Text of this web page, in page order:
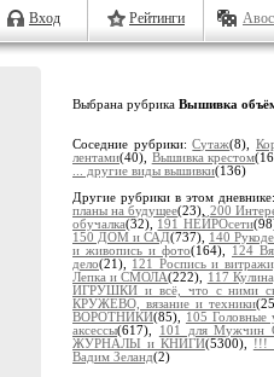
Вход Рейтинги
Выбрана рубрика Вышивка
Соседние рубрики:Сутаж(8),
лентами(40), Вышивка крестом
... другие виды вышивки(136)
Другие рубрики в этом
планы на будущее(23), 200
обучалка(32), 191 НЕЙРОсети
150 ДОМ и САД(737), 140
и живопись и фото(164), 124
дело(21), 121 Роспись и
Лепка и СМОЛА(222),
117
ИГРУШКИ и всё, что с ними
КРУЖЕВО, вязание и техники
ВОРОТНИКИ(85),
105 Головные
аксессы(617),
101 для Мужчин
ЖУРНАЛЫ и КНИГИ(5300),
!!!
Вадим Зеланд(2)